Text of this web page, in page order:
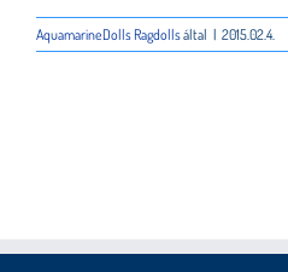
AquamarineDolls Ragdollsáltal | 2015.02.4.